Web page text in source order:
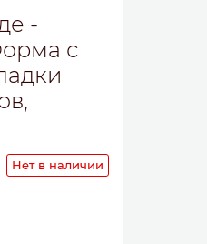
-
с
Нет в наличии